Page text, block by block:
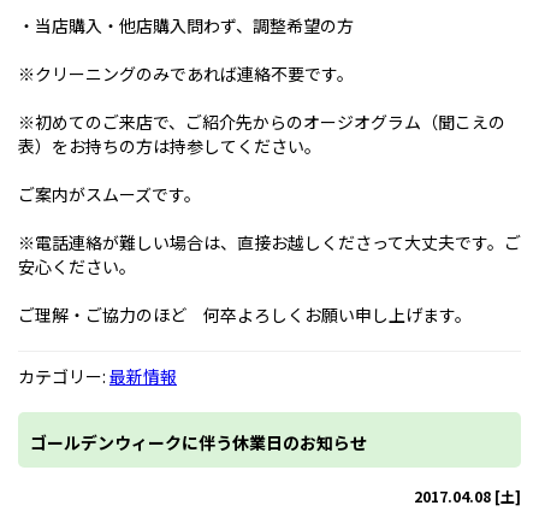
・当店購入・他店購入問わず、調整希望の方
※クリーニングのみであれば連絡不要です。
※初めてのご来店で、ご紹介先からのオージオグラム（聞こえの
表）をお持ちの方は持参してください。
ご案内がスムーズです。
※電話連絡が難しい場合は、直接お越しくださって大丈夫です。ご
安心ください。
ご理解・ご協力のほど 何卒よろしくお願い申し上げます。
カテゴリー: 最新情報
ゴールデンウィークに伴う休業日のお知らせ
2017.04.08 [土]